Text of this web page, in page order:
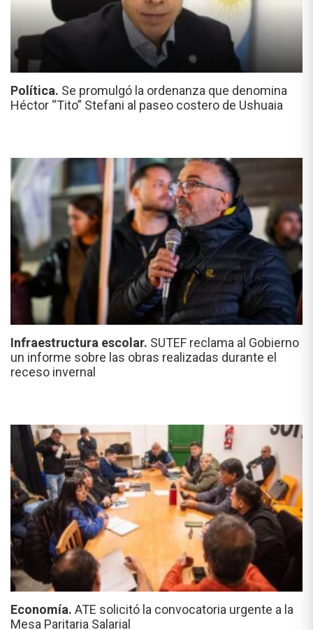
Política. Se promulgó la ordenanza que denomina
Héctor “Tito” Stefani al paseo costero de Ushuaia
Infraestructura escolar. SUTEF reclama al Gobierno
un informe sobre las obras realizadas durante el
receso invernal
Economía. ATE solicitó la convocatoria urgente a la
Mesa Paritaria Salarial